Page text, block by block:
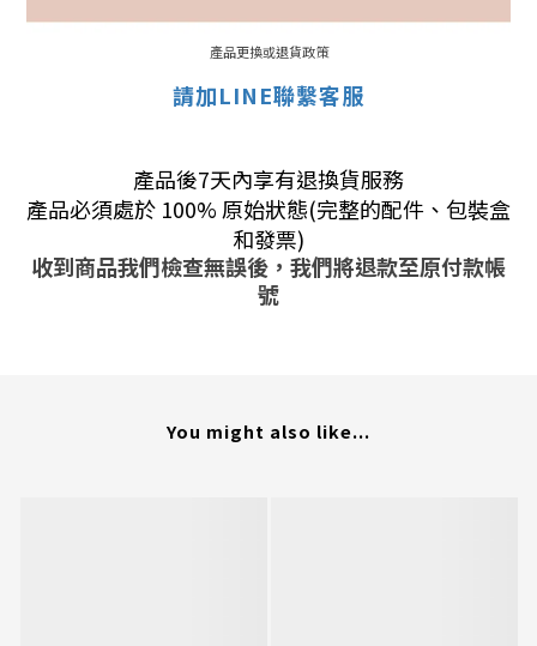
產品更換或退貨政策
請加LINE聯繫客服
產品後7天內享有退換貨服務
產品必須處於 100% 原始狀態(完整的配件、包裝盒
和發票)
收到商品我們檢查無誤後，我們將退款至原付款帳
號
You might also like...